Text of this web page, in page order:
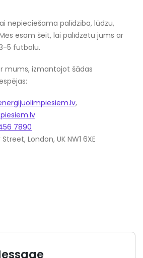
nepieciešama palīdzība, lūdzu,
esam šeit, lai palīdzētu jums ar
5 futbolu.
mums, izmantojot šādas
,
7890
Street, London, UK NW1 6XE